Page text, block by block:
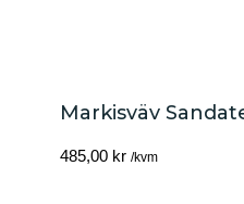
Markisväv
485,00 kr /kvm